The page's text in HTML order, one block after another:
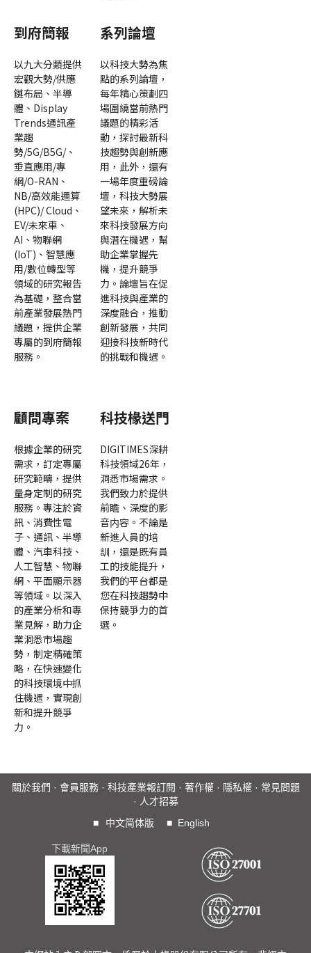
到府簡報
以九大分類提供
宏觀大勢/供應
鏈布局、半導
體、Display
Trends通訊產
業趨
勢/5G/B5G/、
垂直應用/專
網/O-RAN、
NB/高效能運算
(HPC)/ Cloud、
EV/未來車、
AI、物聯網
(IoT)、智慧應
用/數位轉型等
領域的研究報告
為基礎，整合當
前產業發展熱門
議題，提供企業
專屬的到府簡報
服務。
系列論壇
以科技大勢為焦
點的系列論壇，
每年精心策劃四
場圍繞當前熱門
議題的精彩活
動，探討最新科
技趨勢與創新應
用，此外，還有
一場年度重磅論
壇，科技大勢展
望未來，解析未
來科技發展方向
與潛在機遇，幫
助企業掌握先
機，提升競爭
力。論壇旨在促
進科技與產業的
深度融合，推動
創新發展，共同
迎接科技新時代
的挑戰和機遇。
顧問專案
根據企業的研究
需求，訂定專屬
研究範疇，提供
量身定制的研究
服務。專注於資
訊、消費性電
子、通訊、半導
體、汽車科技、
人工智慧、物聯
網、平面顯示器
等領域。以深入
的產業分析和專
業見解，助力企
業洞悉市場趨
勢，制定精確策
略，在快速變化
的科技環境中抓
住機遇，實現創
新和提升競爭
力。
科技椽送門
DIGITIMES深耕
科技領域26年，
洞悉市場需求。
我們致力於提供
前瞻、深度的影
音内容。不論是
新進人員的培
訓，還是既有員
工的技能提升，
我們的平台都是
您在科技趨勢中
保持競爭力的首
選。
關於我們 · 會員服務· 科技產業報訂閱 · 著作權· 隱私權· 常見問題
· 人才招募
■
中文简体版 ■ English
下載新聞App